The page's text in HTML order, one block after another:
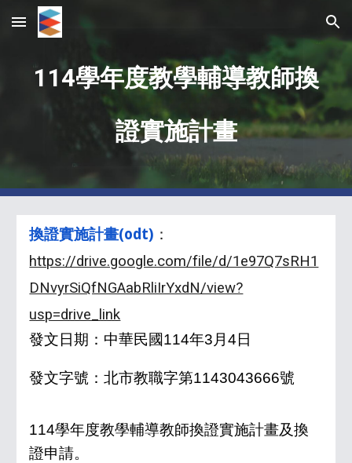
Skip to main content Skip to navigation
114學年度教學輔導教師換
證實施計畫
換證實施計畫(odt) ：
https://drive.google.com/file/d/1e97Q7sRH1
DNvyrSiQfNGAabRliIrYxdN/view?
usp=drive_link
發文日期：中華民國114年3月4日
發文字號：北市教職字第1143043666號
114學年度教學輔導教師換證實施計畫及換
證申請。